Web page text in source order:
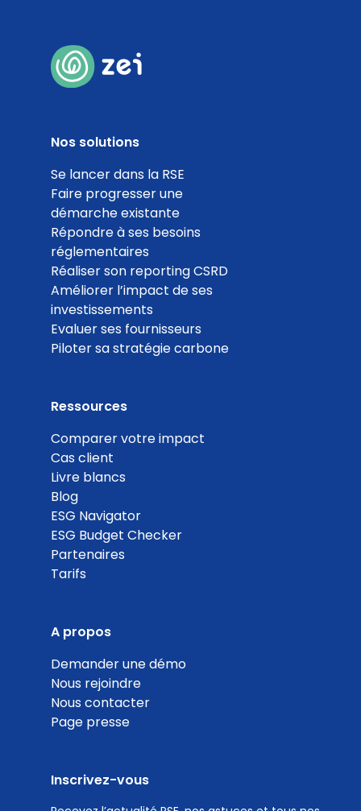
Part de l'électricité bas carbone
100
Actions de réduction des consommations
80
Part des sites équipés pour le tri sélectif des
100
Nos solutions
Se lancer dans la RSE
Faire progresser une
démarche existante
Répondre à ses besoins
réglementaires
Réaliser son reporting CSRD
Améliorer l’impact de ses
investissements
Evaluer ses fournisseurs
Piloter sa stratégie carbone
Ressources
Comparer votre impact
Cas client
Livre blancs
Blog
ESG Navigator
ESG Budget Checker
Partenaires
Tarifs
A propos
Demander une démo
Nous rejoindre
Nous contacter
Page presse
Inscrivez-vous